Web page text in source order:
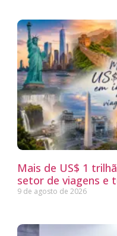
Mais de US$ 1
setor de viagens e
9 de agosto de 2026